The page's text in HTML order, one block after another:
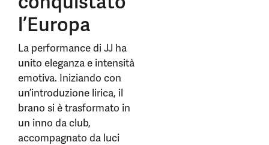
l’Europa
La performance di JJ ha
unito eleganza e intensità
emotiva. Iniziando con
un’introduzione lirica, il
brano si è trasformato in
un inno da club,
accompagnato da luci